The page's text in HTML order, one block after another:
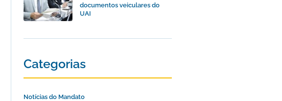
documentos veiculares do
UAI
Categorias
Notícias do Mandato